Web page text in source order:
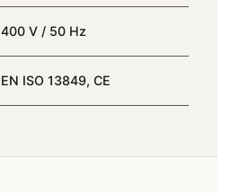
400 V / 50 Hz
EN ISO 13849, CE